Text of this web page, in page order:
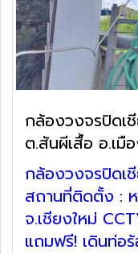
กล้องวงจรปิดเ
ต.สันผีเสื้อ อ.เมื
กล้องวงจรปิดเ
สถานที่ติดตั้ง :
จ.เชียงใหม่
แถมฟรี! เดินท่อ